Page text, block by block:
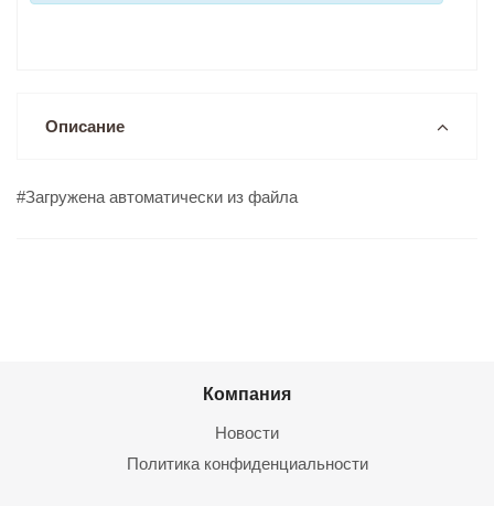
Описание
#Загружена автоматически из файла
Компания
Новости
Политика конфиденциальности